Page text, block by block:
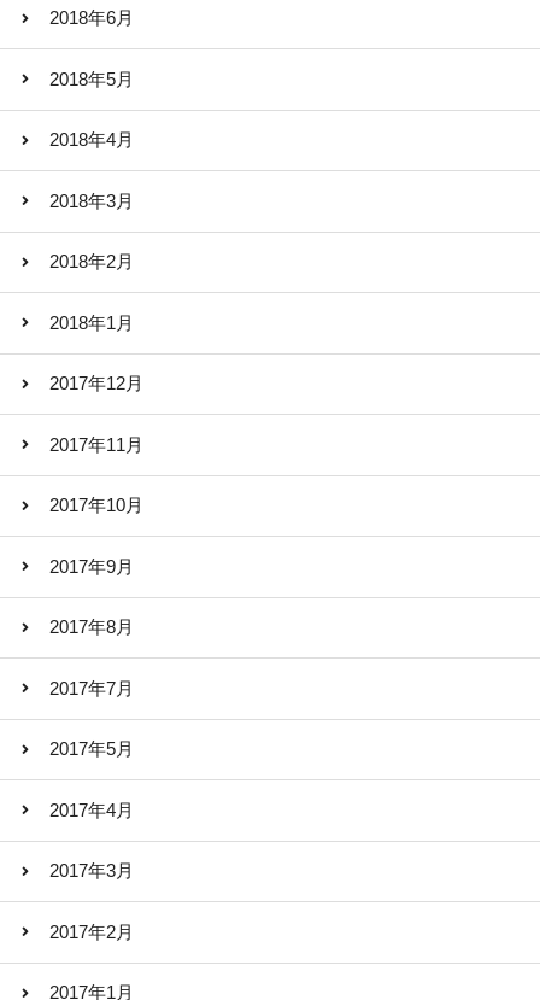
2018年6月
2018年5月
2018年4月
2018年3月
2018年2月
2018年1月
2017年12月
2017年11月
2017年10月
2017年9月
2017年8月
2017年7月
2017年5月
2017年4月
2017年3月
2017年2月
2017年1月